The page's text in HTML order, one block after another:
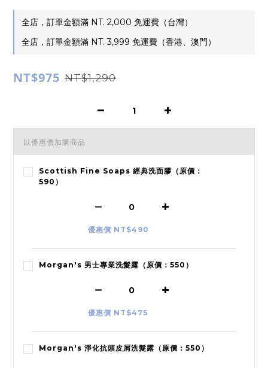
全店，訂單金額滿 NT. 2,000 免運費（台灣）
全店，訂單金額滿 NT. 3,999 免運費（香港、澳門）
NT$975 NT$1,290
以優惠價加購商品
Scottish Fine Soaps 經典洗面膠（原價：
590）
優惠價 NT$490
Morgan's 男士專業洗髮露（原價：550）
優惠價 NT$475
Morgan's 淨化抗頭皮屑洗髮露（原價：550）